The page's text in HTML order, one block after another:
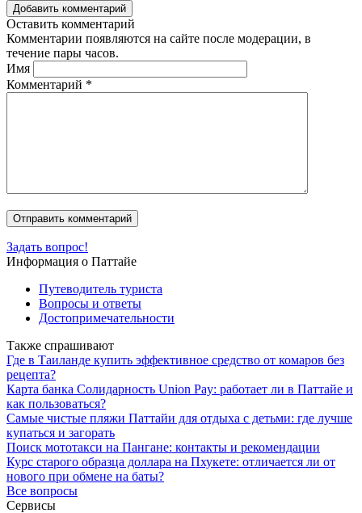
Добавить комментарий
Оставить комментарий
Комментарии появляются на сайте после модерации, в
течение пары часов.
Имя
Комментарий *
Задать вопрос!
Информация о Паттайе
Путеводитель туриста
Вопросы и ответы
Достопримечательности
Также спрашивают
Где в Таиланде купить эффективное средство от комаров без
рецепта?
Карта банка Солидарность Union Pay: работает ли в Паттайе и
как пользоваться?
Самые чистые пляжи Паттайи для отдыха с детьми: где лучше
купаться и загорать
Поиск мототакси на Пангане: контакты и рекомендации
Курс старого образца доллара на Пхукете: отличается ли от
нового при обмене на баты?
Все вопросы
Сервисы